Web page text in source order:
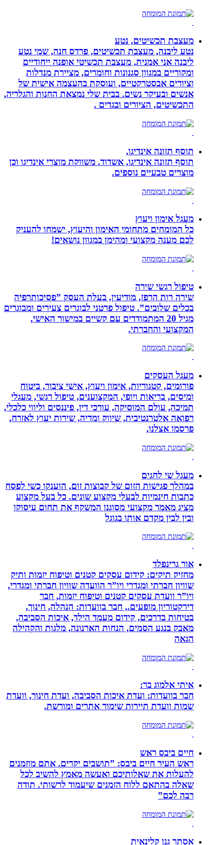
מעצבת תכשיטים, נטע
נטע ליבנה, מעצבת תכשיטים, פרדס חנה, שמי נטע
ליבנה אני אמנית, מעצבת תכשיטי אופנה ייחודיים
ומקוריים במגוון סגנונות וחומרים, מציירת מנדלות
וציורים אבסטרקטיים, ועוסקת בהעצמה אישית של
אנשים ובעיקר נשים. בבית שלי נמצאת החנות והגלריה,
התכשיטים, הציורים ובגדים .
תוסף תזונה אינדיגו,
תוסף תזונה אינדיגו, אשדוד. משווקת מוצרי אינדיגו וכן
מוצרים טבעיים נוספים.
מעגל אימון ויעוץ
כל המומחים מתחומי האימון והיעוץ, ישמחו להעניק
לכם מענה מקצועי ומהימן במגוון נושאים!
טיפול רגשי שירה
שירה רות הרפז, מודיעין, בעלת העסק ”פסיכותרפיה
בכלים שלובים”. טיפול פרטני לבוגרים צעירים ומבוגרים
מגיל 20 המתמודדים עם קשיים במישור האישי,
המקצועי והחברתי.
מעגל העסקים
פורומים, קטגוריות, אימון ויעוץ, אישי ציבור, ביטוח
ומיסים, בריאות ויופי, המקצוענים, טיפול רגשי, מעגלי
תמיכה, עולם המוסיקה, עורכי דין, פיננסים וליווי כלכלי,
רפואה אלטרנטיבית, שיווק ומדיה, שירות יעוץ לאזרח,
פרסמו אצלנו,
מעגל שי לחגים
במהלך פגישות הזום של קבוצות זום, הוענקו כשי לפסח
כתבות חינמיות לבעלי מקצוע שונים. כל בעל מקצוע
מציג מאמר מקצועי מסוגנן המשקף את תחום עיסוקו
ובין לבין מקדם אותו בגוגל
אור גרינפלד
מחזיק תיקים: קידום עסקים קטנים וטיפוח יזמות ותיק
שוויון חברתי ומגדרי ויו”ר הוועדה שוויון חברתי ומגדרי,
ויו”ר וועדת עסקים קטנים וטיפוח יזמות, חבר
דירקטוריון מופעים., חבר בוועדות: הנהלה, חינוך,
בטיחות בדרכים, קידום מעמד הילד, איכות הסביבה,
מאבק בנגע הסמים, הנחות הארנונה, מלגות והקהילה
הגאה
איתי אלמוג בר:
חבר בוועדות: ועדת איכות הסביבה, ועדת חינוך, וועדת
שמות וועדת תיירות שימור אתרים ומורשת.
חיים ביבס ראש
ראש העיר חיים ביבס: ”תושבים יקרים. אתם מוזמנים
להעלות את שאלותיכם ואעשה מאמץ להשיב לכל
שאלה בהתאם ללוח הזמנים שיעמוד לרשותי. תודה
רבה לכם”
אסתר גנן קלינאית